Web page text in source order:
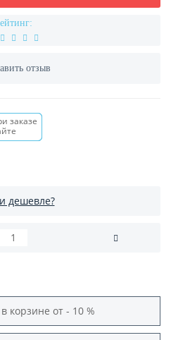
отзыв
заказе
дешевле?
корзине от - 10 %